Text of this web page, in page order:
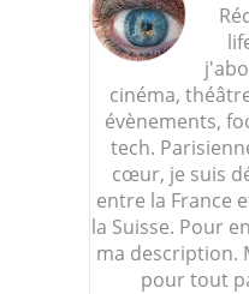
cinéma,
évènements,
tech.
cœur, je suis
entre la France
la Suisse. Pour
ma description.
pour tout